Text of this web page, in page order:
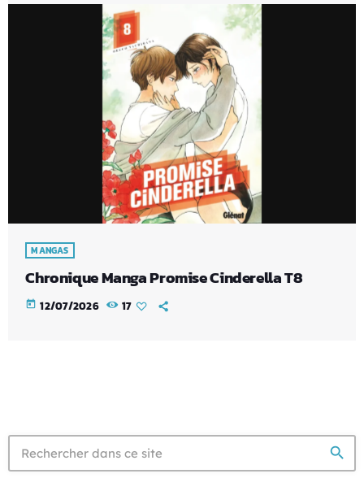
MANGAS
Chronique Manga Promise Cinderella T8
today 12/07/2026 17
search